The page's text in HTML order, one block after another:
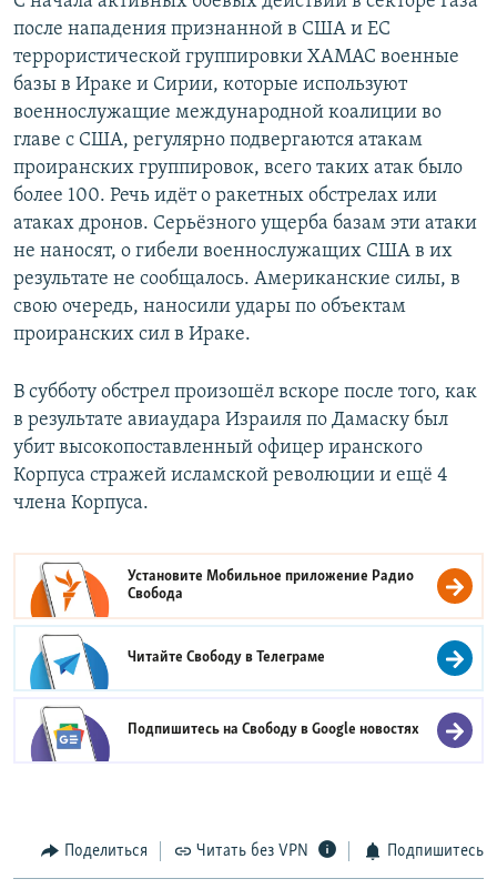
после нападения признанной в США и ЕС
террористической группировки ХАМАС военные
базы в Ираке и Сирии, которые используют
военнослужащие международной коалиции во
главе с США, регулярно подвергаются атакам
проиранских группировок, всего таких атак было
более 100. Речь идёт о ракетных обстрелах или
атаках дронов. Серьёзного ущерба базам эти атаки
не наносят, о гибели военнослужащих США в их
результате не сообщалось. Американские силы, в
свою очередь, наносили удары по объектам
проиранских сил в Ираке.
В субботу обстрел произошёл вскоре после того, как
в результате авиаудара Израиля по Дамаску был
убит высокопоставленный офицер иранского
Корпуса стражей исламской революции и ещё 4
члена Корпуса.
Установите Мобильное приложение Радио
Свобода
Читайте Свободу вТелеграме
Подпишитесь на Свободу вGoogle новостях
Поделиться Читать без VPN Подпишитесь